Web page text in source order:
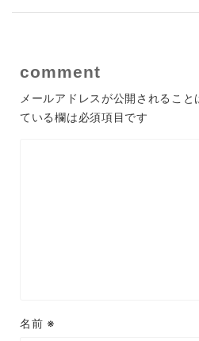
comment
メールアドレスが公開されること
ている欄は必須項目です
名前 ※